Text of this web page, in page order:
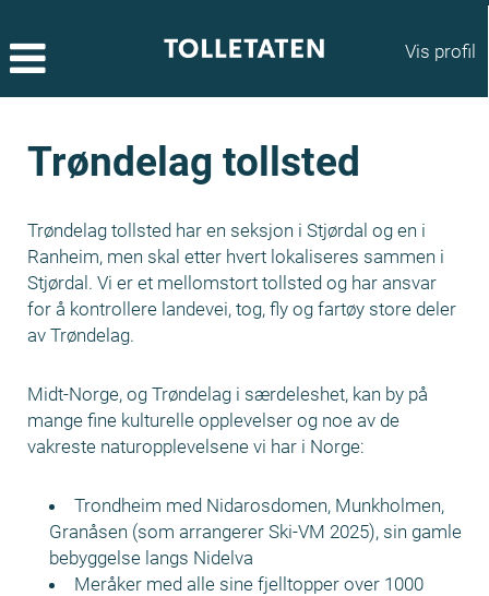
Vis profil
Trøndelag tollsted
Trøndelag tollsted har en seksjon i Stjørdal og en i
Ranheim, men skal etter hvert lokaliseres sammen i
Stjørdal. Vi er et mellomstort tollsted og har ansvar
for å kontrollere landevei, tog, fly og fartøy store deler
av Trøndelag.
Midt-Norge, og Trøndelag i særdeleshet, kan by på
mange fine kulturelle opplevelser og noe av de
vakreste naturopplevelsene vi har i Norge:
Trondheim med Nidarosdomen, Munkholmen,
Granåsen (som arrangerer Ski-VM 2025), sin gamle
bebyggelse langs Nidelva
Meråker med alle sine fjelltopper over 1000